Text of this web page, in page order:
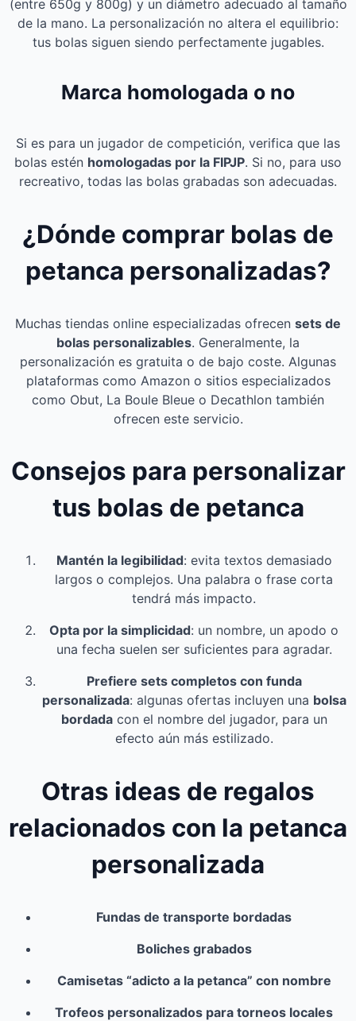
(entre 650g y 800g) y un diámetro adecuado al tamaño
de la mano. La personalización no altera el equilibrio:
tus bolas siguen siendo perfectamente jugables.
Marca homologada o no
Si es para un jugador de competición, verifica que las
bolas estén homologadas por la FIPJP. Si no, para uso
recreativo, todas las bolas grabadas son adecuadas.
¿Dónde comprar bolas de
petanca personalizadas?
Muchas tiendas online especializadas ofrecen sets de
bolas personalizables. Generalmente, la
personalización es gratuita o de bajo coste. Algunas
plataformas como Amazon o sitios especializados
como Obut, La Boule Bleue o Decathlon también
ofrecen este servicio.
Consejos para personalizar
tus bolas de petanca
Mantén la legibilidad: evita textos demasiado
largos o complejos. Una palabra o frase corta
tendrá más impacto.
Opta por la simplicidad: un nombre, un apodo o
una fecha suelen ser suficientes para agradar.
Prefiere sets completos con funda
personalizada: algunas ofertas incluyen una bolsa
bordadacon el nombre del jugador, para un
efecto aún más estilizado.
Otras ideas de regalos
relacionados con la petanca
personalizada
Fundas de transporte bordadas
Boliches grabados
Camisetas “adicto a la petanca” con nombre
Trofeos personalizados para torneos locales